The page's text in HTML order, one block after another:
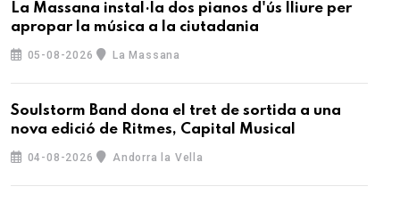
La Massana instal·la dos pianos d'ús lliure per
apropar la música a la ciutadania
05-08-2026 La Massana
Soulstorm Band dona el tret de sortida a una
nova edició de Ritmes, Capital Musical
04-08-2026 Andorra la Vella